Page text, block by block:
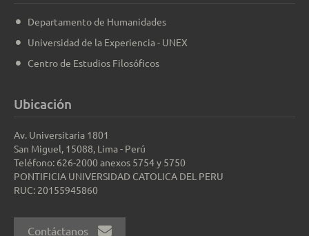
Departamento de Humanidades
Universidad de la Experiencia - UNEX
Centro de Estudios Filosóficos
Ubicación
Av. Universitaria 1801
San Miguel, 15088, Lima - Perú
Teléfono: 626-2000 anexos 5754 y 5750
PONTIFICIA UNIVERSIDAD CATOLICA DEL PERU
RUC: 20155945860
Contáctanos